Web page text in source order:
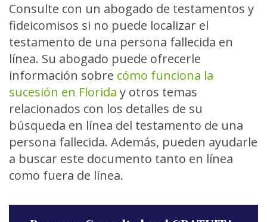
Consulte con un abogado de testamentos y
fideicomisos si no puede localizar el
testamento de una persona fallecida en
línea. Su abogado puede ofrecerle
información sobre cómo funciona la
sucesión en Florida y otros temas
relacionados con los detalles de su
búsqueda en línea del testamento de una
persona fallecida. Además, pueden ayudarle
a buscar este documento tanto en línea
como fuera de línea.